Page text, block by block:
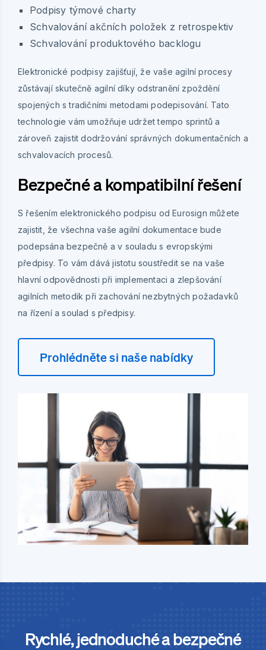
Podpisy týmové charty
Schvalování akčních položek z retrospektiv
Schvalování produktového backlogu
Elektronické podpisy zajišťují, že vaše agilní procesy
zůstávají skutečně agilní díky odstranění zpoždění
spojených s tradičními metodami podepisování. Tato
technologie vám umožňuje udržet tempo sprintů a
zároveň zajistit dodržování správných dokumentačních a
schvalovacích procesů.
Bezpečné a kompatibilní řešení
S řešením elektronického podpisu od Eurosign můžete
zajistit, že všechna vaše agilní dokumentace bude
podepsána bezpečně a v souladu s evropskými
předpisy. To vám dává jistotu soustředit se na vaše
hlavní odpovědnosti při implementaci a zlepšování
agilních metodik při zachování nezbytných požadavků
na řízení a soulad s předpisy.
Prohlédněte si naše nabídky
Rychlé, jednoduché a bezpečné